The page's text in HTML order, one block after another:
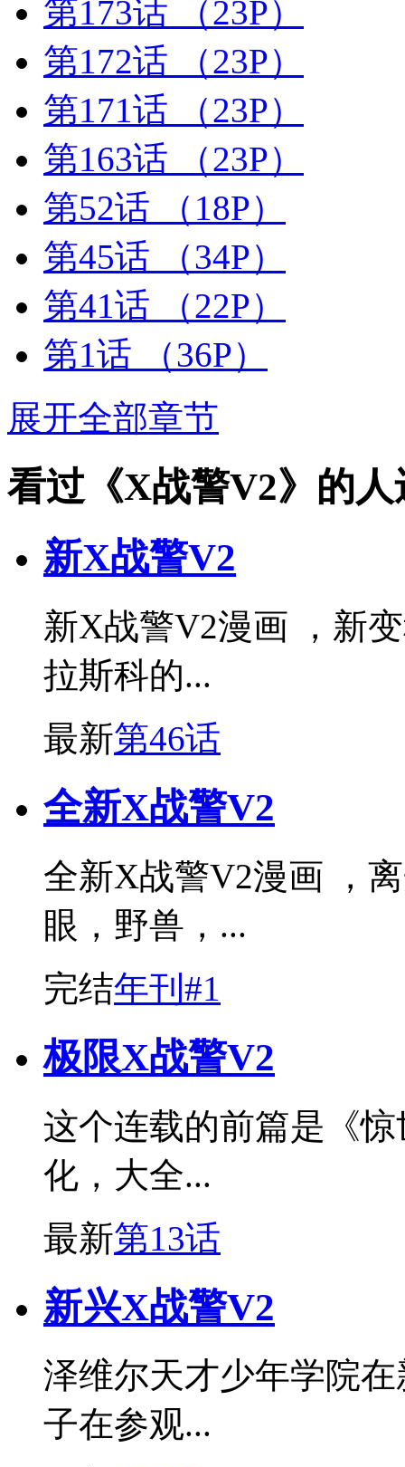
第173话
（23P）
第172话
（23P）
第171话
（23P）
第163话
（23P）
第52话
（18P）
第45话
（34P）
第41话
（22P）
第1话
（36P）
展开全部章节
看过《X战警V2》的人
新X战警V2
新X战警V2漫画 ，新
拉斯科的...
最新第46话
全新X战警V2
全新X战警V2漫画 ，
眼，野兽，...
完结年刊#1
极限X战警V2
这个连载的前篇是《
化，大全...
最新第13话
新兴X战警V2
泽维尔天才少年学院
子在参观...